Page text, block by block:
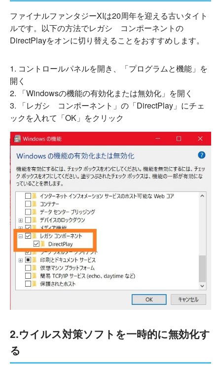
ファイナルファンタジーXIは20周年を迎える古いタイト
ルです。以下の方法でレガシ コンポーネントの
DirectPlayをオンに切り替えることをおすすめします。
コントロールパネルを開き、「プログラムと機能」を
開く
「Windowsの機能の有効化または無効化」を開く
「レガシ コンポーネント」の「DirectPlay」にチェ
ックを入れて「OK」をクリック
2.ウイルス対策ソフトを一時的に無効化す
る